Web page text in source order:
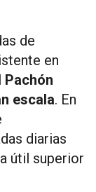
de
en
Pachón
escala. En
diarias
útil superior